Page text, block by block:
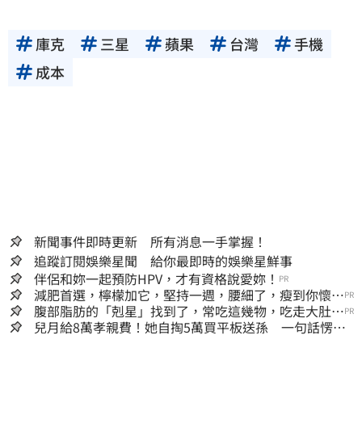
庫克 三星 蘋果 台灣
手機
成本
新聞事件即時更新 所有消息一手掌握！
追蹤訂閱娛樂星聞 給你最即時的娛樂星鮮事
伴侶和妳一起預防HPV，才有資格說愛妳！ PR
減肥首選，檸檬加它，堅持一週，腰細了，瘦到你懷疑
人生
PR
腹部脂肪的「剋星」找到了，常吃這幾物，吃走大肚
囊，瘦出小蠻腰
PR
兒月給8萬孝親費！她自掏5萬買平板送孫 一句話愣原